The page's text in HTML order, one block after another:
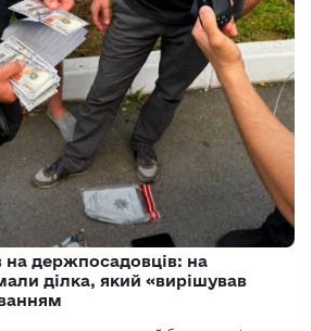
держпосадовців: на
ділка, який «вирішував